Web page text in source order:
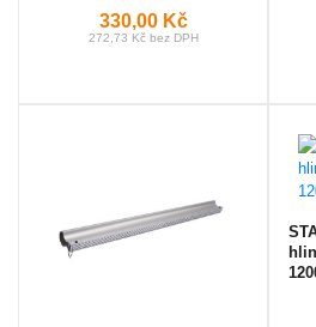
330,00 Kč
272,73 Kč bez DPH